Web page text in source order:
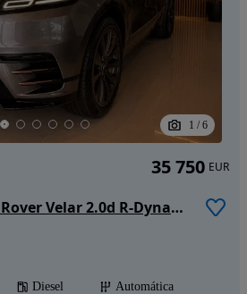
1 / 6
Land Rover Range Rover Velar 2.0d R-Dynamic S
Diesel
Automática
35 750 EUR